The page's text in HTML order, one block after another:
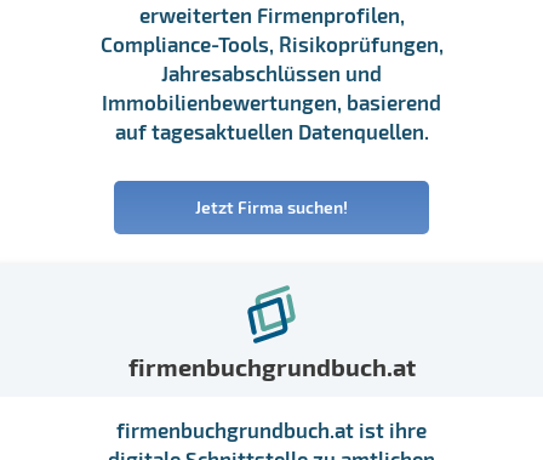
erweiterten Firmenprofilen,
Compliance-Tools, Risikoprüfungen,
Jahresabschlüssen und
Immobilienbewertungen, basierend
auf tagesaktuellen Datenquellen.
Jetzt Firma suchen!
firmenbuchgrundbuch.at
firmenbuchgrundbuch.at ist ihre